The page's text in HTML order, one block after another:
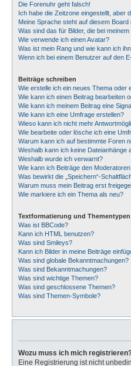
Die Forenuhr geht falsch!
Ich habe die Zeitzone eingestellt, aber
Meine Sprache steht auf diesem Board
Was sind das für Bilder, die bei
Wie verwende ich einen Avatar?
Was ist mein Rang und wie kann ich
Wenn ich bei einem Benutzer auf den
Beiträge schreiben
Wie erstelle ich ein neues Thema oder
Wie kann ich einen Beitrag bearbeiten
Wie kann ich meinem Beitrag eine
Wie kann ich eine Umfrage erstellen?
Wieso kann ich nicht mehr
Wie bearbeite oder lösche ich eine
Warum kann ich auf bestimmte Foren
Weshalb kann ich keine Dateianhänge
Weshalb wurde ich verwarnt?
Wie kann ich Beiträge den
Was bewirkt die „Speichern“-
Warum muss mein Beitrag erst
Wie markiere ich ein Thema als neu?
Textformatierung und Thementypen
Was ist BBCode?
Kann ich HTML benutzen?
Was sind Smileys?
Kann ich Bilder in meine Beiträge
Was sind globale Bekanntmachungen?
Was sind Bekanntmachungen?
Was sind wichtige Themen?
Was sind geschlossene Themen?
Was sind Themen-Symbole?
Wozu muss ich mich
Eine Registrierung ist nicht